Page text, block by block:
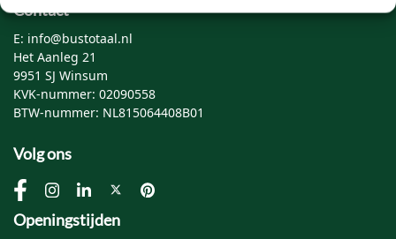
Contact
E: info@bustotaal.nl
Het Aanleg 21
9951 SJ Winsum
KVK-nummer: 02090558
BTW-nummer: NL815064408B01
Volg ons
Openingstijden